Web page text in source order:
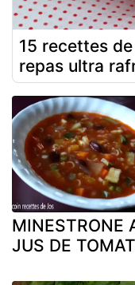
15 recettes
repas ultra
MINESTRONE
JUS DE